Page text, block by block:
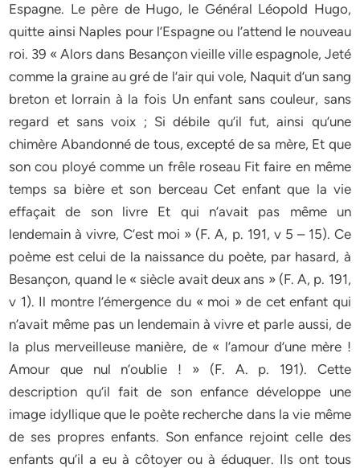
Espagne. Le père de Hugo, le Général Léopold Hugo,
quitte ainsi Naples pour l’Espagne ou l’attend le nouveau
roi. 39 « Alors dans Besançon vieille ville espagnole, Jeté
comme la graine au gré de l’air qui vole, Naquit d’un sang
breton et lorrain à la fois Un enfant sans couleur, sans
regard et sans voix ; Si débile qu’il fut, ainsi qu’une
chimère Abandonné de tous, excepté de sa mère, Et que
son cou ployé comme un frêle roseau Fit faire en même
temps sa bière et son berceau Cet enfant que la vie
effaçait de son livre Et qui n’avait pas même un
lendemain à vivre, C’est moi » (F. A, p. 191, v 5 – 15). Ce
poème est celui de la naissance du poète, par hasard, à
Besançon, quand le « siècle avait deux ans » (F. A, p. 191,
v 1). Il montre l’émergence du « moi » de cet enfant qui
n’avait même pas un lendemain à vivre et parle aussi, de
la plus merveilleuse manière, de « l’amour d’une mère !
Amour que nul n’oublie ! » (F. A. p. 191). Cette
description qu’il fait de son enfance développe une
image idyllique que le poète recherche dans la vie même
de ses propres enfants. Son enfance rejoint celle des
enfants qu’il a eu à côtoyer ou à éduquer. Ils ont tous